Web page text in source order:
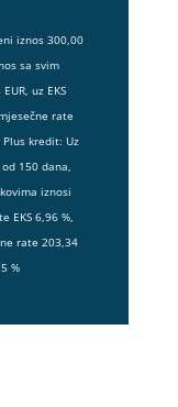
iznos 300,00
sa svim
uz EKS
rate
Plus kredit: Uz
150 dana,
iznosi
EKS 6,96 %,
rate 203,34
%